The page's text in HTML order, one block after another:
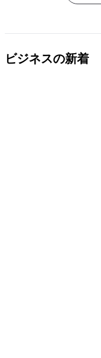
ビジネスの新着